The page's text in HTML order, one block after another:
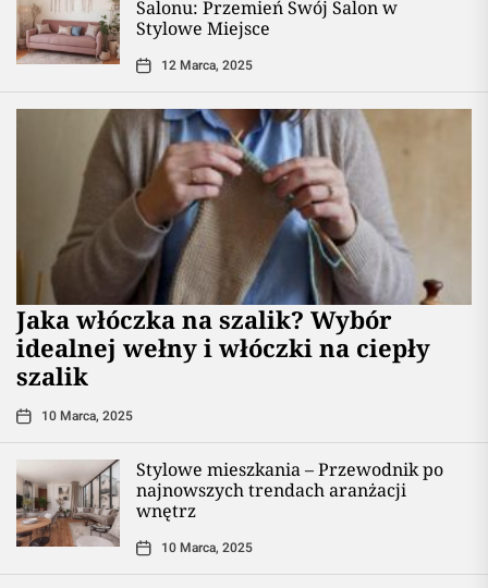
Salonu: Przemień Swój Salon w
Stylowe Miejsce
12 Marca, 2025
Jaka włóczka na szalik? Wybór
idealnej wełny i włóczki na ciepły
szalik
10 Marca, 2025
Stylowe mieszkania – Przewodnik po
najnowszych trendach aranżacji
wnętrz
10 Marca, 2025